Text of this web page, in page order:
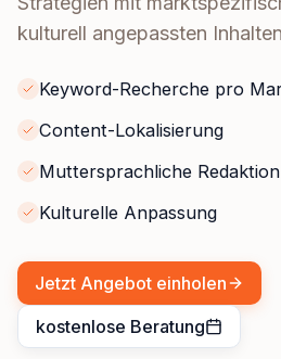
kulturell angepassten
Keyword-Recherche pro
Content-Lokalisierung
Muttersprachliche Redaktion
Kulturelle Anpassung
Jetzt Angebot einholen
kostenlose Beratung